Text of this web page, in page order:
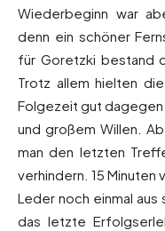
Wiederbeginn war
denn ein schöner
für Goretzki bestand
Trotz allem hielten
Folgezeit gut
und großem Willen.
man den letzten
verhindern. 15
Leder noch einmal
das letzte